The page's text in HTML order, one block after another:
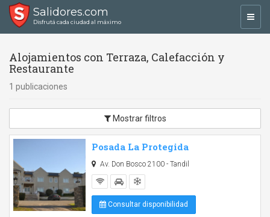
Salidores.com
Disfrutá cada ciudad al máximo
Alojamientos con Terraza, Calefacción y
Restaurante
1 publicaciones
Mostrar filtros
Posada La Protegida
Av. Don Bosco 2100 - Tandil
Consultar disponibilidad